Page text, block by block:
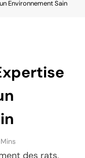
Environnement Sain
des rats,